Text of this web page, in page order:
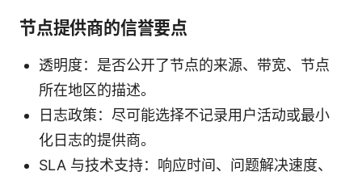
节点提供商的信誉要点
透明度：是否公开了节点的来源、带宽、节点
所在地区的描述。
日志政策：尽可能选择不记录用户活动或最小
化日志的提供商。
SLA 与技术支持：响应时间、问题解决速度、